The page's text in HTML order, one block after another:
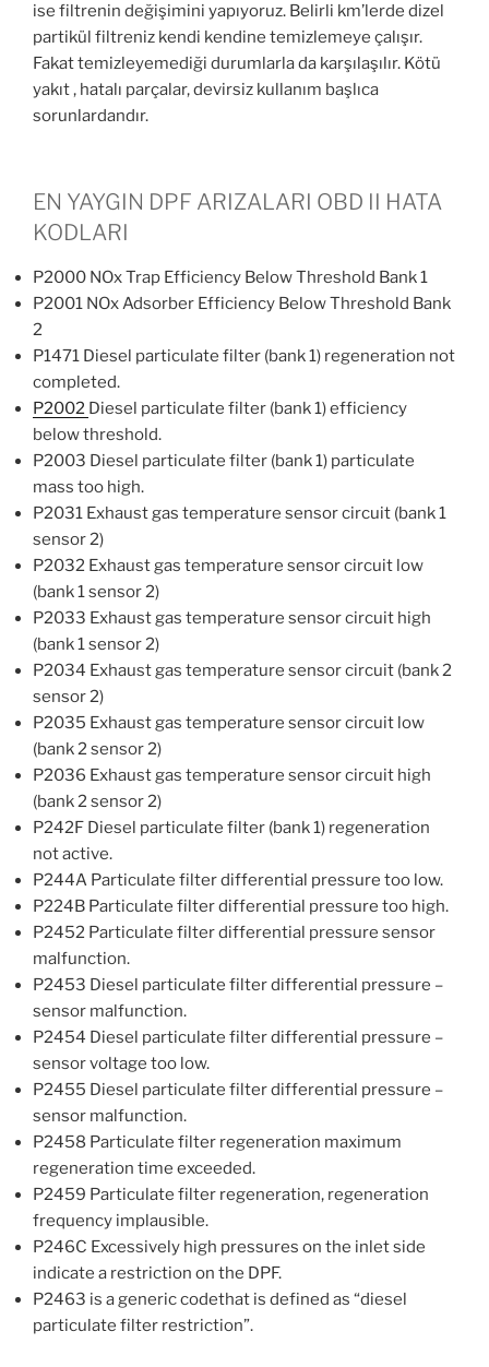
ise filtrenin değişimini yapıyoruz. Belirli km’lerde dizel
partikül filtreniz kendi kendine temizlemeye çalışır.
Fakat temizleyemediği durumlarla da karşılaşılır. Kötü
yakıt , hatalı parçalar, devirsiz kullanım başlıca
sorunlardandır.
EN YAYGIN DPF ARIZALARI OBD II HATA
KODLARI
P2000 NOx Trap Efficiency Below Threshold Bank 1
P2001 NOx Adsorber Efficiency Below Threshold Bank
2
P1471 Diesel particulate filter (bank 1) regeneration not
completed.
P2002 Diesel particulate filter (bank 1) efficiency
below threshold.
P2003 Diesel particulate filter (bank 1) particulate
mass too high.
P2031 Exhaust gas temperature sensor circuit (bank 1
sensor 2)
P2032 Exhaust gas temperature sensor circuit low
(bank 1 sensor 2)
P2033 Exhaust gas temperature sensor circuit high
(bank 1 sensor 2)
P2034 Exhaust gas temperature sensor circuit (bank 2
sensor 2)
P2035 Exhaust gas temperature sensor circuit low
(bank 2 sensor 2)
P2036 Exhaust gas temperature sensor circuit high
(bank 2 sensor 2)
P242F Diesel particulate filter (bank 1) regeneration
not active.
P244A Particulate filter differential pressure too low.
P224B Particulate filter differential pressure too high.
P2452 Particulate filter differential pressure sensor
malfunction.
P2453 Diesel particulate filter differential pressure –
sensor malfunction.
P2454 Diesel particulate filter differential pressure –
sensor voltage too low.
P2455 Diesel particulate filter differential pressure –
sensor malfunction.
P2458 Particulate filter regeneration maximum
regeneration time exceeded.
P2459 Particulate filter regeneration, regeneration
frequency implausible.
P246C Excessively high pressures on the inlet side
indicate a restriction on the DPF.
P2463 is a generic codethat is defined as “diesel
particulate filter restriction”.